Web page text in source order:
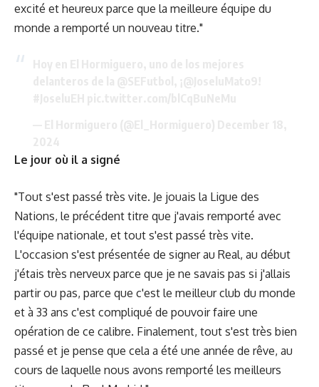
excité et heureux parce que la meilleure équipe du
monde a remporté un nouveau titre."
Le jour où il a signé
"Tout s'est passé très vite. Je jouais la Ligue des
Nations, le précédent titre que j'avais remporté avec
l'équipe nationale, et tout s'est passé très vite.
L'occasion s'est présentée de signer au Real, au début
j'étais très nerveux parce que je ne savais pas si j'allais
partir ou pas, parce que c'est le meilleur club du monde
et à 33 ans c'est compliqué de pouvoir faire une
opération de ce calibre. Finalement, tout s'est très bien
passé et je pense que cela a été une année de rêve, au
cours de laquelle nous avons remporté les meilleurs